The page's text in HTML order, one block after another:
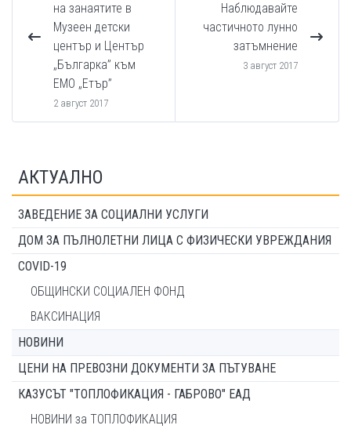
на занаятите в
Музеен детски
център и Център
„Българка” към
ЕМО „Етър”
2 август 2017
Наблюдавайте
частичното лунно
затъмнение
3 август 2017
АКТУАЛНО
ЗАВЕДЕНИЕ ЗА СОЦИАЛНИ УСЛУГИ
ДОМ ЗА ПЪЛНОЛЕТНИ ЛИЦА С ФИЗИЧЕСКИ УВРЕЖДАНИЯ
COVID-19
ОБЩИНСКИ СОЦИАЛЕН ФОНД
ВАКСИНАЦИЯ
НОВИНИ
ЦЕНИ НА ПРЕВОЗНИ ДОКУМЕНТИ ЗА ПЪТУВАНЕ
КАЗУСЪТ "ТОПЛОФИКАЦИЯ - ГАБРОВО" ЕАД
НОВИНИ за ТОПЛОФИКАЦИЯ